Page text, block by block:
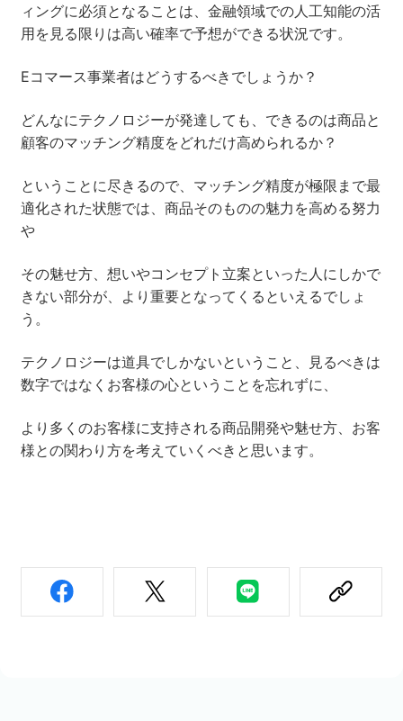
ィングに必須となることは、金融領域での人工知能の活
用を見る限りは高い確率で予想ができる状況です。
Eコマース事業者はどうするべきでしょうか？
どんなにテクノロジーが発達しても、できるのは商品と
顧客のマッチング精度をどれだけ高められるか？
ということに尽きるので、マッチング精度が極限まで最
適化された状態では、商品そのものの魅力を高める努力
や
その魅せ方、想いやコンセプト立案といった人にしかで
きない部分が、より重要となってくるといえるでしょ
う。
テクノロジーは道具でしかないということ、見るべきは
数字ではなくお客様の心ということを忘れずに、
より多くのお客様に支持される商品開発や魅せ方、お客
様との関わり方を考えていくべきと思います。